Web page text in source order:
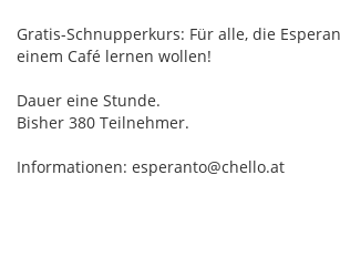
Gratis-Schnupperkurs: Für alle, die
einem Café lernen wollen!
Dauer eine Stunde.
Bisher 380 Teilnehmer.
Informationen: esperanto@chello.at